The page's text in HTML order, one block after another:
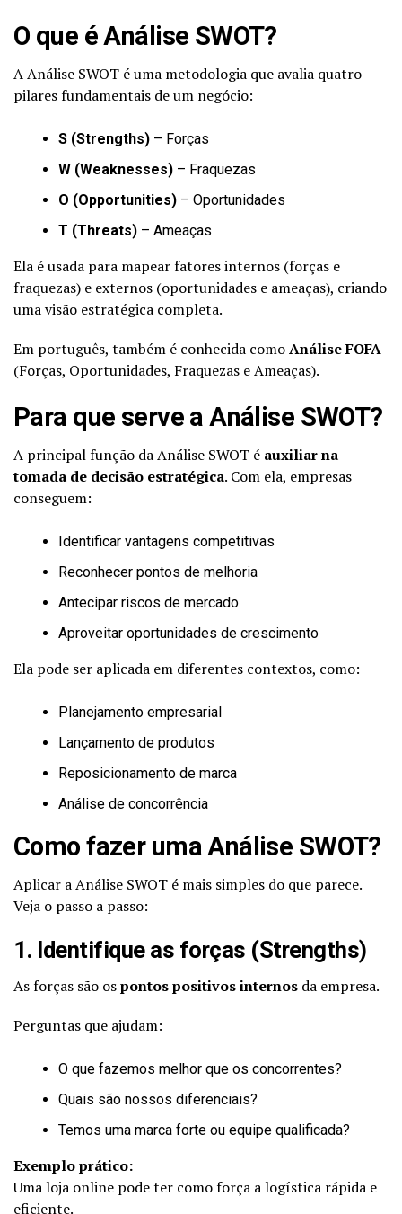
O que é Análise SWOT?
A Análise SWOT é uma metodologia que avalia quatro
pilares fundamentais de um negócio:
S (Strengths) – Forças
W (Weaknesses) – Fraquezas
O (Opportunities) – Oportunidades
T (Threats) – Ameaças
Ela é usada para mapear fatores internos (forças e
fraquezas) e externos (oportunidades e ameaças), criando
uma visão estratégica completa.
Em português, também é conhecida comoAnálise FOFA
(Forças, Oportunidades, Fraquezas e Ameaças).
Para que serve a Análise SWOT?
A principal função da Análise SWOT é auxiliar na
tomada de decisão estratégica. Com ela, empresas
conseguem:
Identificar vantagens competitivas
Reconhecer pontos de melhoria
Antecipar riscos de mercado
Aproveitar oportunidades de crescimento
Ela pode ser aplicada em diferentes contextos, como:
Planejamento empresarial
Lançamento de produtos
Reposicionamento de marca
Análise de concorrência
Como fazer uma Análise SWOT?
Aplicar a Análise SWOT é mais simples do que parece.
Veja o passo a passo:
1. Identifique as forças (Strengths)
As forças são ospontos positivos internos da empresa.
Perguntas que ajudam:
O que fazemos melhor que os concorrentes?
Quais são nossos diferenciais?
Temos uma marca forte ou equipe qualificada?
Exemplo prático:
Uma loja online pode ter como força a logística rápida e
eficiente.